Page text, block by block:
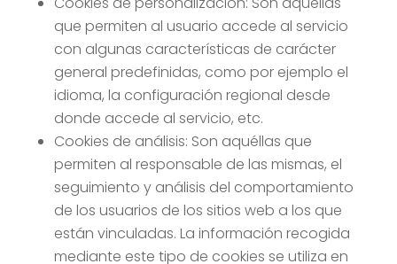
que permiten al usuario accede al servicio
con algunas características de carácter
general predefinidas, como por ejemplo el
idioma, la configuración regional desde
donde accede al servicio, etc.
Cookies de análisis: Son aquéllas que
permiten al responsable de las mismas, el
seguimiento y análisis del comportamiento
de los usuarios de los sitios web a los que
están vinculadas. La información recogida
mediante este tipo de cookies se utiliza en